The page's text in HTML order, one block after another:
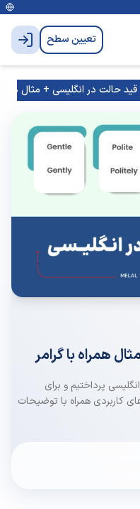
تعیین سطح
قید حالت در انگلیسی + مثال
همراه با گرامر
پرداختیم و برای
کاربردی همراه با توضیحات